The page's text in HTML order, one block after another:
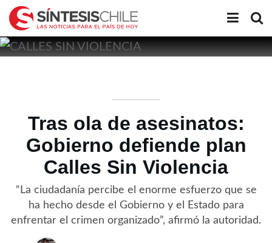
Tras ola de asesinatos:
Gobierno defiende plan
Calles Sin Violencia
“La ciudadanía percibe el enorme esfuerzo que se
ha hecho desde el Gobierno y el Estado para
enfrentar el crimen organizado”, afirmó la autoridad.